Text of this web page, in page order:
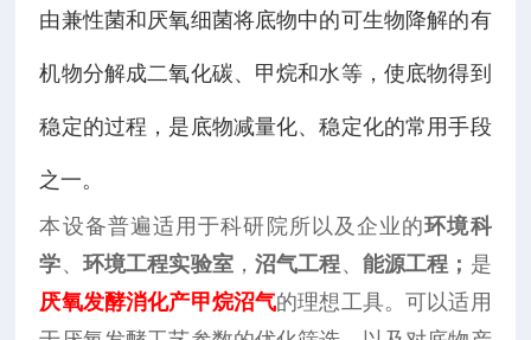
由兼性菌和厌氧细菌将底物中的可生物降解的有
机物分解成二氧化碳、甲烷和水等，使底物得到
稳定的过程，是底物减量化、稳定化的常用手段
之一。
本设备普遍适用于科研院所以及企业的环境科
学、 环境工程实验室， 沼气工程、 能源工程； 是
厌氧发酵消化产甲烷沼气的理想工具。可以适用